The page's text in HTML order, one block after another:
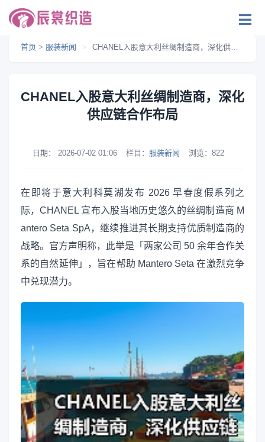
首页 > 服装新闻 > CHANEL入股意大利丝绸制造商，深化供应链合作布局
CHANEL入股意大利丝绸制造商，深化
供应链合作布局
日期： 2026-07-02 01:06 栏目： 服装新闻 浏览： 822
在即将于意大利科莫湖发布 2026 早春度假系列之
际，CHANEL 宣布入股当地历史悠久的丝绸制造商 M
antero Seta SpA，继续推进其长期支持优质制造商的
战略。官方声明称，此举是「两家公司 50 余年合作关
系的自然延伸」，旨在帮助 Mantero Seta 在激烈竞争
中兑现潜力。